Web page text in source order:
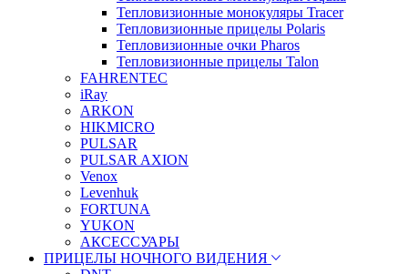
Тепловизионные монокуляры Tracer
Тепловизионные прицелы Polaris
Тепловизионные очки Pharos
Тепловизионные прицелы Talon
FAHRENTEC
iRay
ARKON
HIKMICRO
PULSAR
PULSAR AXION
Venox
Levenhuk
FORTUNA
YUKON
АКСЕССУАРЫ
ПРИЦЕЛЫ НОЧНОГО ВИДЕНИЯ